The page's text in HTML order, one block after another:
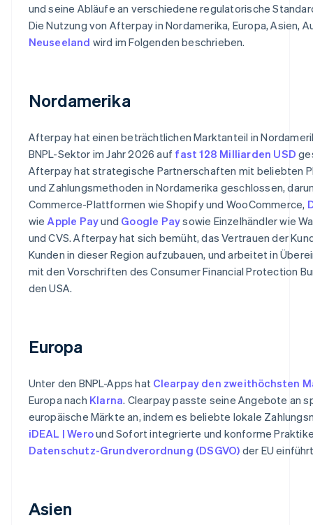
und seine Abläufe an verschiedene regulatorische
Die Nutzung von Afterpay in Nordamerika, Europa, Asien,
Neuseeland wird im Folgenden beschrieben.
Nordamerika
Afterpay hat einen beträchtlichen Marktanteil in
BNPL-Sektor im Jahr 2026 auf fast 128 Milliarden USD
Afterpay hat strategische Partnerschaften mit beliebten
und Zahlungsmethoden in Nordamerika geschlossen,
Commerce-Plattformen wie Shopify und WooCommerce,
wie Apple Payund Google Paysowie Einzelhändler wie
und CVS. Afterpay hat sich bemüht, das Vertrauen der
Kunden in dieser Region aufzubauen, und arbeitet in
mit den Vorschriften des Consumer Financial Protection
den USA.
Europa
Unter den BNPL-Apps hat Clearpay den zweithöchsten
Europa nach Klarna. Clearpay passte seine Angebote an
europäische Märkte an, indem es beliebte lokale
iDEAL | Weround Sofort integrierte und konforme
Datenschutz-Grundverordnung (DSGVO) der EU
Asien